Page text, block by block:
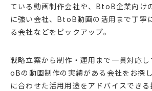
ている動画制作会社や、BtoB企業向け
に強い会社、BtoB動画の活用まで丁寧
る会社などをピックアップ。
戦略立案から制作・運用まで一貫対応
oBの動画制作の実績がある会社をお探
に合わせた活用用途をアドバイスでき